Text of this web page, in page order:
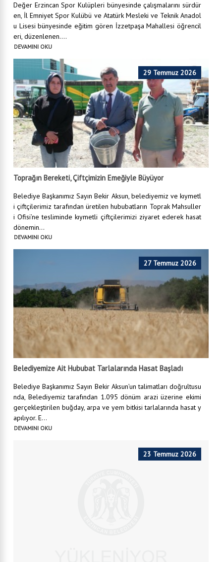
Değer Erzincan Spor Kulüpleri bünyesinde çalışmalarını sürdür
en, İl Emniyet Spor Kulübü ve Atatürk Mesleki ve Teknik Anadol
u Lisesi bünyesinde eğitim gören İzzetpaşa Mahallesi öğrencil
eri, düzenlenen....
DEVAMINI OKU
29 Temmuz 2026
Toprağın Bereketi, Çiftçimizin Emeğiyle Büyüyor
Belediye Başkanımız Sayın Bekir Aksun, belediyemiz ve kıymetl
i çiftçilerimiz tarafından üretilen hububatların Toprak Mahsuller
i Ofisi’ne tesliminde kıymetli çiftçilerimizi ziyaret ederek hasat
dönemin...
DEVAMINI OKU
27 Temmuz 2026
Belediyemize Ait Hububat Tarlalarında Hasat Başladı
Belediye Başkanımız Sayın Bekir Aksun’un talimatları doğrultusu
nda, Belediyemiz tarafından 1.095 dönüm arazi üzerine ekimi
gerçekleştirilen buğday, arpa ve yem bitkisi tarlalarında hasat y
apılıyor. E...
DEVAMINI OKU
23 Temmuz 2026